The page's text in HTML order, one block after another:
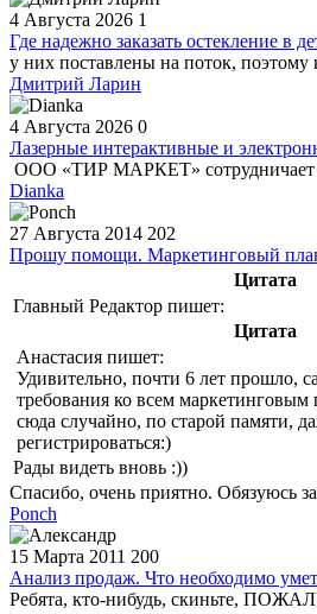
4 Августа 2026 1
Где надежно заказать остекление в
у них поставлены на поток, поэтому
Дмитрий Ларин
4 Августа 2026 0
Лазерные интерактивные и
ООО «ТИР МАРКЕТ» сотрудничает
Dianka
27 Августа 2014 202
Прошу помощи. Маркетинговый
Цитата
Главный Редактор пишет:
Цитата
Анастасия пишет:
Удивительно, почти 6 лет прошло,
требования ко всем маркетинговым
сюда случайно, по старой памяти,
регистрироваться:)
Рады видеть вновь :))
Спасибо, очень приятно. Обязуюсь
Ponch
15 Марта 2011 200
Анализ продаж. Что необходимо
Ребята, кто-нибудь, скиньте,